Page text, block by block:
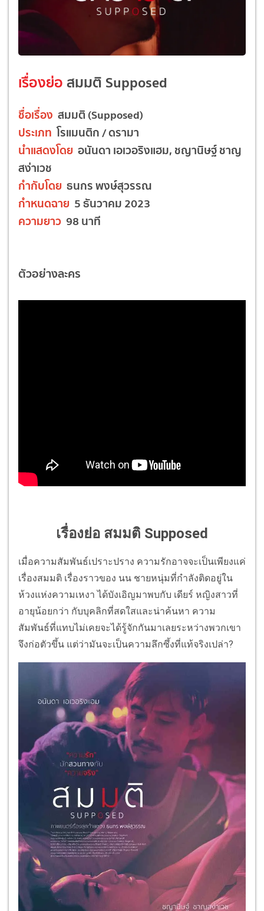
เรื่องย่อสมมติ Supposed
ชื่อเรื่อง สมมติ (Supposed)
ประเภท โรแมนติก / ดรามา
นำแสดงโดย อนันดา เอเวอริงแฮม, ชญานิษฐ์ ชาญ
สง่าเวช
กำกับโดย ธนกร พงษ์สุวรรณ
กำหนดฉาย 5 ธันวาคม 2023
ความยาว 98 นาที
ตัวอย่างละคร
เรื่องย่อ สมมติ Supposed
เมื่อความสัมพันธ์เปราะปราง ความรักอาจจะเป็นเพียงแค่
เรื่องสมมติ เรื่องราวของ นน ชายหนุ่มที่กำลังติดอยู่ใน
ห้วงแห่งความเหงา ได้บังเอิญมาพบกับ เดียร์ หญิงสาวที่
อายุน้อยกว่า กับบุคลิกที่สดใสและน่าค้นหา ความ
สัมพันธ์ที่แทบไม่เคยจะได้รู้จักกันมาเลยระหว่างพวกเขา
จึงก่อตัวขึ้น แต่ว่ามันจะเป็นความลึกซึ้งที่แท้จริงเปล่า?